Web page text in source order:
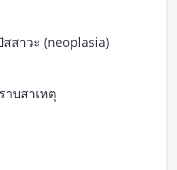
สาวะ (neoplasia)
บสาเหตุ